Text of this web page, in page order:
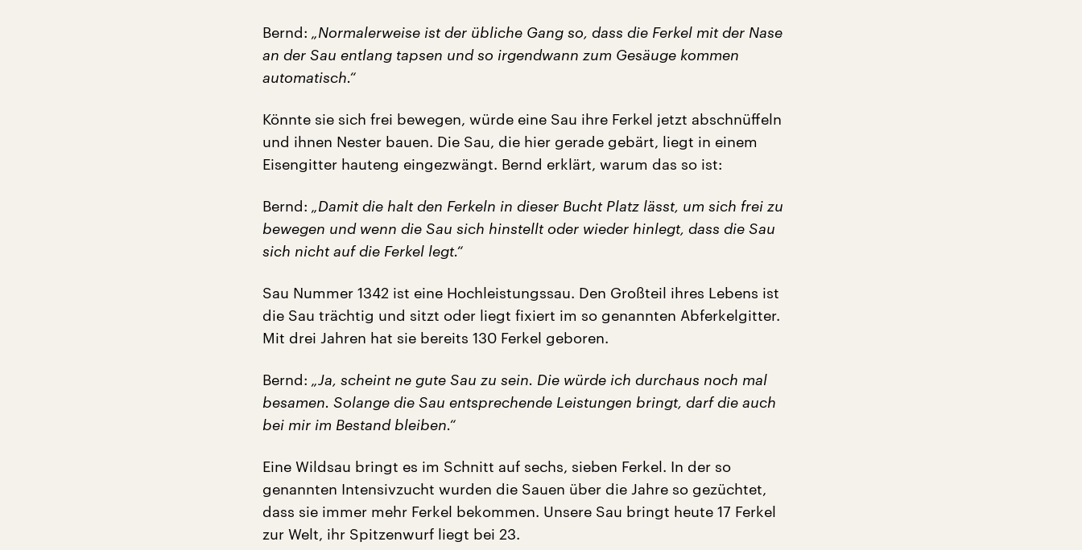
Bernd: „Normalerweise ist der übliche Gang so, dass die Ferkel mit der Nase
an der Sau entlang tapsen und so irgendwann zum Gesäuge kommen
automatisch.“
Könnte sie sich frei bewegen, würde eine Sau ihre Ferkel jetzt abschnüffeln
und ihnen Nester bauen. Die Sau, die hier gerade gebärt, liegt in einem
Eisengitter hauteng eingezwängt. Bernd erklärt, warum das so ist:
Bernd: „Damit die halt den Ferkeln in dieser Bucht Platz lässt, um sich frei zu
bewegen und wenn die Sau sich hinstellt oder wieder hinlegt, dass die Sau
sich nicht auf die Ferkel legt.“
Sau Nummer 1342 ist eine Hochleistungssau. Den Großteil ihres Lebens ist
die Sau trächtig und sitzt oder liegt fixiert im so genannten Abferkelgitter.
Mit drei Jahren hat sie bereits 130 Ferkel geboren.
Bernd: „Ja, scheint ne gute Sau zu sein. Die würde ich durchaus noch mal
besamen. Solange die Sau entsprechende Leistungen bringt, darf die auch
bei mir im Bestand bleiben.“
Eine Wildsau bringt es im Schnitt auf sechs, sieben Ferkel. In der so
genannten Intensivzucht wurden die Sauen über die Jahre so gezüchtet,
dass sie immer mehr Ferkel bekommen. Unsere Sau bringt heute 17 Ferkel
zur Welt, ihr Spitzenwurf liegt bei 23.